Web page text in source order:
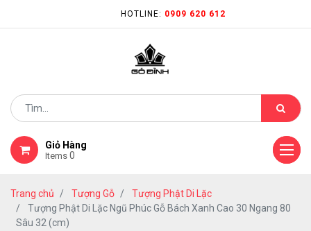
HOTLINE: 0909 620 612
Giỏ Hàng
Items 0
Trang chủ Tượng Gỗ
Tượng Phật Di Lặc
Tượng Phật Di Lặc Ngũ Phúc Gỗ Bách Xanh Cao 30 Ngang 80
Sâu 32 (cm)